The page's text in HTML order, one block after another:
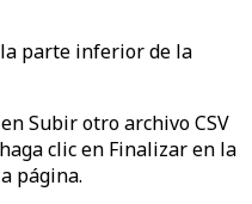
parte inferior de la
Subir otro archivo CSV
clic en Finalizaren la
página.